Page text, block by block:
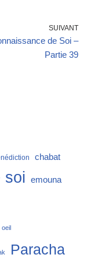
SUIVANT
de Soi –
Partie 39
chabat
soi emouna
oeil
Paracha